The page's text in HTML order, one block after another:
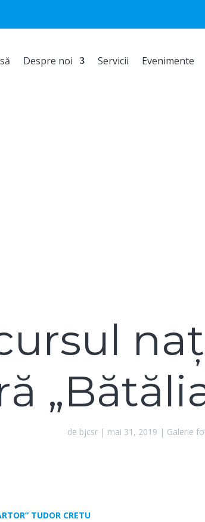
Despre noi Servicii Evenimente
de bjcsr | mai 31, 2019 | Galerie
TUDOR CRETU